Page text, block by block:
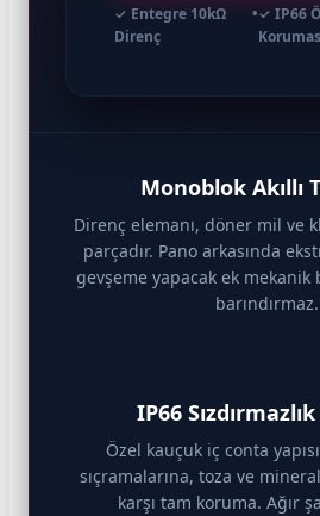
✓ Entegre 10kΩ
Direnç
•✓ IP66
Monoblok Akıllı
Direnç elemanı, döner mil ve
parçadır. Pano arkasında
gevşeme yapacak ek mekanik
barındırmaz.
IP66
Özel kauçuk iç conta
sıçramalarına, toza ve mineral
karşı tam koruma. Ağır